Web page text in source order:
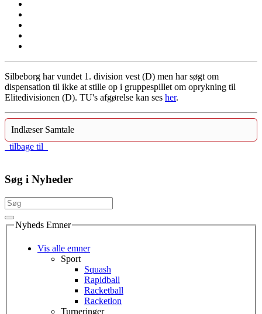
Silbeborg har vundet 1. division vest (D) men har søgt om
dispensation til ikke at stille op i gruppespillet om oprykning til
Elitedivisionen (D). TU's afgørelse kan ses her.
Indlæser Samtale
tilbage til
Søg i Nyheder
Nyheds Emner
Vis alle emner
Sport
Squash
Rapidball
Racketball
Racketlon
Turneringer